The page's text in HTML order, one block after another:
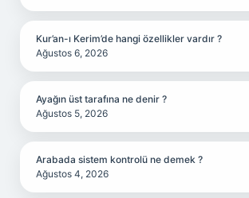
Kur’an-ı Kerim’de hangi özellikler vardır ?
Ağustos 6, 2026
Ayağın üst tarafına ne denir ?
Ağustos 5, 2026
Arabada sistem kontrolü ne demek ?
Ağustos 4, 2026